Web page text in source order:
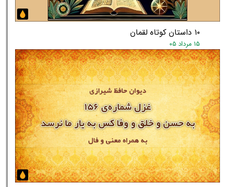
۱۰ داستان کوتاه لقمان
۱۵ مرداد ۰۵